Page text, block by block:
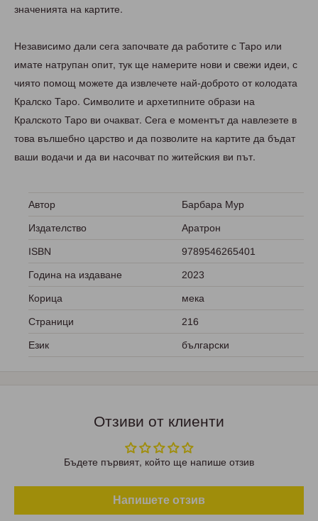
значенията на картите.
Независимо дали сега започвате да работите с Таро или
имате натрупан опит, тук ще намерите нови и свежи идеи, с
чиято помощ можете да извлечете най-доброто от колодата
Кралско Таро. Символите и архетипните образи на
Кралското Таро ви очакват. Сега е моментът да навлезете в
това вълшебно царство и да позволите на картите да бъдат
ваши водачи и да ви насочват по житейския ви път.
Автор Барбара Мур
Издателство Аратрон
ISBN 9789546265401
Година на издаване 2023
Корица мека
Страници 216
Език български
Отзиви от клиенти
Бъдете първият, който ще напише отзив
Напишете отзив